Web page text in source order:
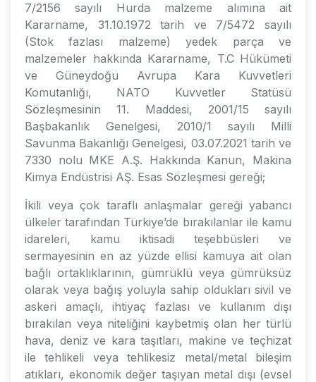
7/2156 sayılı Hurda malzeme alımına ait
Kararname, 31.10.1972 tarih ve 7/5472 sayılı
(Stok fazlası malzeme) yedek parça ve
malzemeler hakkında Kararname, T.C Hükümeti
ve Güneydoğu Avrupa Kara Kuvvetleri
Komutanlığı, NATO Kuvvetler Statüsü
Sözleşmesinin 11. Maddesi, 2001/15 sayılı
Başbakanlık Genelgesi, 2010/1 sayılı Milli
Savunma Bakanlığı Genelgesi, 03.07.2021 tarih ve
7330 nolu MKE A.Ş. Hakkında Kanun, Makina
Kimya Endüstrisi AŞ. Esas Sözleşmesi gereği;
İkili veya çok taraflı anlaşmalar gereği yabancı
ülkeler tarafından Türkiye’de bırakılanlar ile kamu
idareleri, kamu iktisadi teşebbüsleri ve
sermayesinin en az yüzde ellisi kamuya ait olan
bağlı ortaklıklarının, gümrüklü veya gümrüksüz
olarak veya bağış yoluyla sahip oldukları sivil ve
askeri amaçlı, ihtiyaç fazlası ve kullanım dışı
bırakılan veya niteliğini kaybetmiş olan her türlü
hava, deniz ve kara taşıtları, makine ve teçhizat
ile tehlikeli veya tehlikesiz metal/metal bileşim
atıkları, ekonomik değer taşıyan metal dışı (evsel